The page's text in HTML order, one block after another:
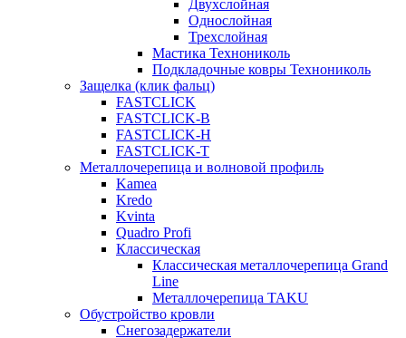
Двухслойная
Однослойная
Трехслойная
Мастика Технониколь
Подкладочные ковры Технониколь
Защелка (клик фальц)
FASTCLICK
FASTCLICK-B
FASTCLICK-H
FASTCLICK-T
Металлочерепица и волновой профиль
Kamea
Kredo
Kvinta
Quadro Profi
Классическая
Классическая металлочерепица Grand
Line
Металлочерепица TAKU
Обустройство кровли
Снегозадержатели